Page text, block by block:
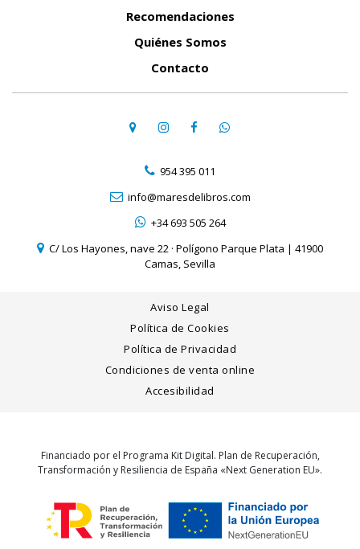
Recomendaciones
Quiénes Somos
Contacto
954 395 011
info@maresdelibros.com
+34 693 505 264
C/ Los Hayones, nave 22 · Polígono Parque Plata | 41900
Camas, Sevilla
Aviso Legal
Política de Cookies
Política de Privacidad
Condiciones de venta online
Accesibilidad
Financiado por el Programa Kit Digital. Plan de Recuperación,
Transformación y Resiliencia de España «Next Generation EU».